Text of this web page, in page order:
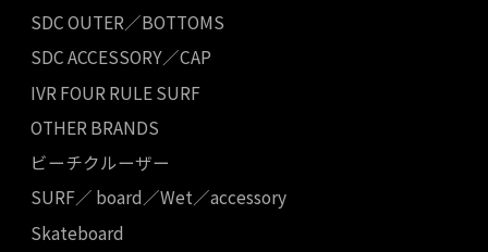
SDC OUTER／BOTTOMS
SDC ACCESSORY／CAP
IVR FOUR RULE SURF
OTHER BRANDS
ビーチクルーザー
SURF／ board／Wet／accessory
Skateboard